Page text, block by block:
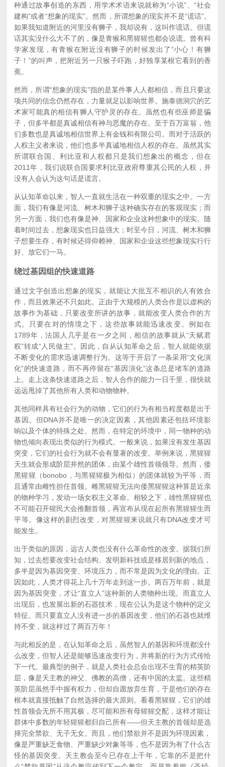
种通过故事创造的东西，用学术术语来说就称为“小说”、“社会
建构”或者“想象的现实”。然而，所谓想象的现实并不是“谎话”。
如果我知道附近的河里没有狮子，我却说有，这叫作谎话。但谎
话其实没什么大不了的，像是青猴和黑猩猩也都会说谎。曾有科
学家发现，有青猴在附近没有狮子的时候发出了“小心！有狮
子！”的叫声，把附近另一只猴子吓跑，好独享某根它看到的香
蕉。
然而，所谓“想象的现实”指的是某件事人人都相信，而且只要这
项共同的信念仍然存在，力量就足以影响世界。施泰德洞穴的艺
术家可能真的相信有狮人守护灵的存在。虽然也有些巫师是骗
子，但多半都是真诚相信有神与恶魔的存在。至于百万富翁，他
们多数也是真诚地相信世界上有金钱和有限公司。而对于活跃的
人权主义者来说，他们也多半真诚地相信人权的存在。虽然其实
所谓联合国、利比亚和人权都只是我们想象出的概念，但在
2011年，我们说联合国要求利比亚政府尊重其公民的人权，并
没有人会认为这句话是谎言。
从认知革命以来，智人一直就生活在一种双重的现实之中。一方
面，我们有像是河流、树木和狮子这种确实存在的客观现实；而
另一方面，我们也有像是神、国家和企业这种想象中的现实。随
着时间过去，想象现实也日益强大；时至今日，河流、树木和狮
子想要生存，有时候还得仰赖神、国家和企业这些想象现实行行
好、放它们一马。
绕过基因组的快速道路
通过文字创造出想象的现实，就能让大批互不相识的人有效合
作，而且效果还不只如此。正由于大规模的人类合作是以虚构的
故事作为基础，只要改变所讲的故事，就能改变人类合作的方
式。只要在对的情境之下，这些故事就能迅速改变。例如在
1789年，法国人几乎是在一夕之间，相信的故事就从“天赋君
权”转成“人民做主”。因此，自从认知革命之后，智人就能依据
不断变化的需求迅速调整行为。这等于开启了一条采用“文化演
化”的快速道路，而不再停留在“基因演化”这条总是堵车的道路
上。走上这条快速道路之后，智人合作的能力一日千里，很快就
远远甩掉了其他所有人类和动物物种。
其他同样具有社会行为的动物，它们的行为有相当程度都是出于
基因。但DNA并不是唯一的决定因素，其他因素还包括环境影
响以及个体的特殊之处。然而，在特定的环境中，同一物种的动
物也倾向表现出类似的行为模式。一般来说，如果没有发生基因
突变，它们的社会行为就不会有显著的改变。举例来说，黑猩猩
天生就会形成阶层井然的团体，由某个雄性首领领导。然而，倭
黑猩猩（bonobo，与黑猩猩极为相似）的团体就较为平等，而
且通常由雌性担任首领。雌黑猩猩无法向倭黑猩猩这种算是近亲
的物种学习，发动一场女权主义革命。相较之下，雄性黑猩猩也
不可能召开猩民大会推翻首领，再宣布从现在起所有黑猩猩生而
平等。像这样的剧烈改变，对黑猩猩来说就只有DNA改变才可
能发生。
出于类似的原因，远古人类也没有什么革命性的改变。据我们所
知，过去想要改变社会结构、发明新科技或是移居到新的地点，
多半是因为基因突变、环境压力，而不常是因为文化的理由。正
因如此，人类才得花上几十万年走到这一步。两百万年前，就是
因为基因突变，才让“直立人”这种新的人类物种出现。而直立人
出现后，也发展出新的石器技术，现在公认为是这个物种的定义
特征。而只要直立人没有进一步的基因改变，他们的石器也就维
持不变，就这样过了两百万年！
与此相反的是，在认知革命之后，虽然智人的基因和环境都没什
么改变，但智人还是能够迅速改变行为，并将新的行为方式传给
下一代。最典型的例子，就是人类社会总会出现不生育的精英阶
层，像是天主教的神父、佛教的高僧，还有中国的太监。这些精
英阶层虽然手中握有权力，但却自愿放弃生育，于是他们的存在
根本就直接抵触了自然选择的最大原则。看看黑猩猩，它们的雄
性首领会无所不用其极，尽可能和所有母猩猩交配，这样才能让
群体中多数的年轻猩猩都归自己所有——但天主教的首领却是选
择完全禁欲、无子无女。而且，他们禁欲并不是因为环境因素，
像是严重缺乏食物、严重缺少对象等等，也不是因为有了什么古
怪的基因突变。天主教会至今已存在上千年，它靠的不是把什